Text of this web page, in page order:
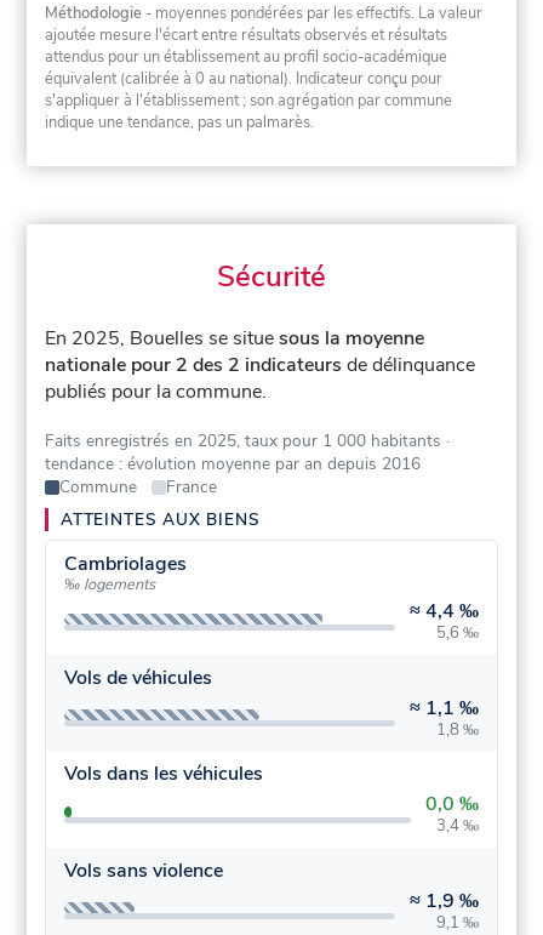
Méthodologie - moyennes pondérées par les effectifs. La valeur
ajoutée mesure l'écart entre résultats observés et résultats
attendus pour un établissement au profil socio-académique
équivalent (calibrée à 0 au national). Indicateur conçu pour
s'appliquer à l'établissement ; son agrégation par commune
indique une tendance, pas un palmarès.
Sécurité
En 2025, Bouelles se situesous la moyenne
nationale pour 2 des 2 indicateurs de délinquance
publiés pour la commune.
Faits enregistrés en 2025, taux pour 1 000 habitants ·
tendance : évolution moyenne par an depuis 2016
Commune
France
ATTEINTES AUX BIENS
Cambriolages
‰ logements
≈4,4 ‰
5,6 ‰
Vols de véhicules
≈ 1,1 ‰
1,8 ‰
Vols dans les véhicules
0,0 ‰
3,4 ‰
Vols sans violence
≈ 1,9 ‰
9,1 ‰